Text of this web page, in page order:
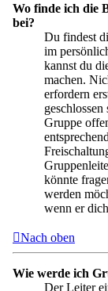
Wo finde ich die
bei?
Du findest
im
kannst du
machen.
erfordern
Gruppe
könnte
werden
wenn er
Nach oben
Wie werde ich
Der Leiter